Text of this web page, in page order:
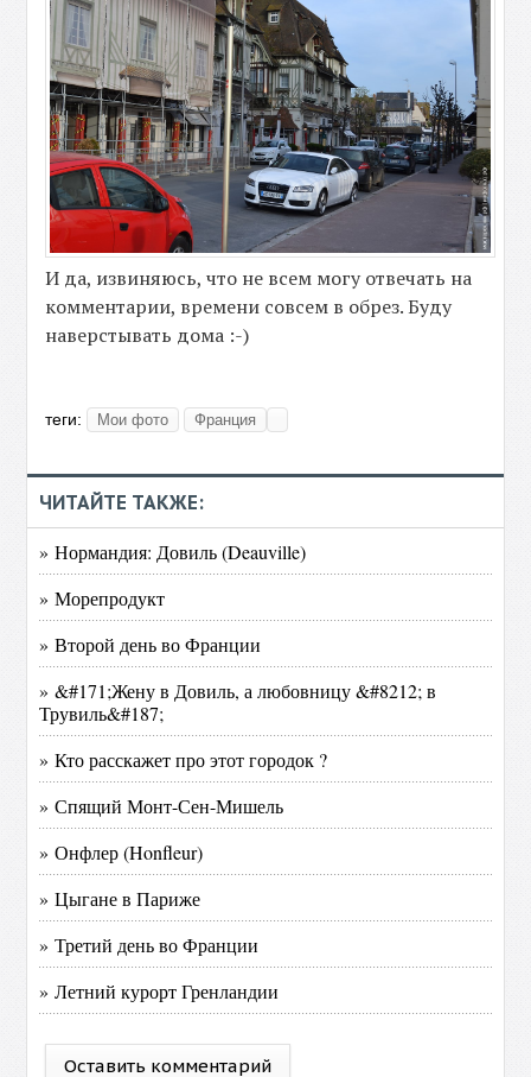
И да, извиняюсь, что не всем могу отвечать на
комментарии, времени совсем в обрез. Буду
наверстывать дома :-)
теги: Мои фото Франция
ЧИТАЙТЕ ТАКЖЕ:
» Нормандия: Довиль (Deauville)
» Морепродукт
» Второй день во Франции
» &#171;Жену в Довиль, а любовницу &#8212; в
Трувиль&#187;
» Кто расскажет про этот городок ?
» Спящий Монт-Сен-Мишель
» Онфлер (Honfleur)
» Цыгане в Париже
» Третий день во Франции
» Летний курорт Гренландии
Оставить комментарий